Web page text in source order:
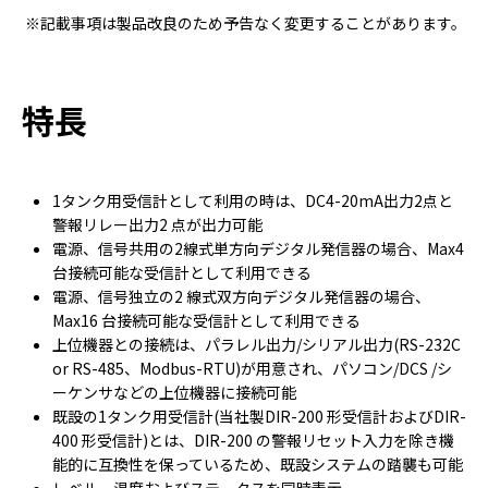
※記載事項は製品改良のため予告なく変更することがあります。
特長
1タンク用受信計として利用の時は、DC4-20mA出力2点と
警報リレー出力2 点が出力可能
電源、信号共用の2線式単方向デジタル発信器の場合、Max4
台接続可能な受信計として利用できる
電源、信号独立の2 線式双方向デジタル発信器の場合、
Max16 台接続可能な受信計として利用できる
上位機器との接続は、パラレル出力/シリアル出力(RS-232C
or RS-485、Modbus-RTU)が用意され、パソコン/DCS /シ
ーケンサなどの上位機器に接続可能
既設の1タンク用受信計(当社製DIR-200 形受信計およびDIR-
400 形受信計)とは、DIR-200 の警報リセット入力を除き機
能的に互換性を保っているため、既設システムの踏襲も可能